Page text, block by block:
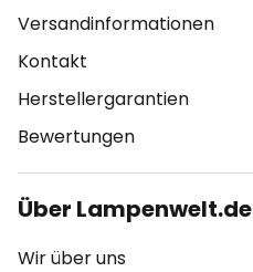
Versandinformationen
Kontakt
Herstellergarantien
Bewertungen
Über Lampenwelt.de
Wir über uns